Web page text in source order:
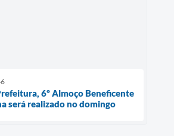
6º Almoço Beneficente
será realizado no domingo